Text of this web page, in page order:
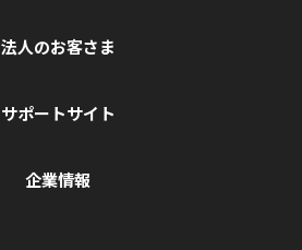
法人のお客さま
サポートサイト
企業情報